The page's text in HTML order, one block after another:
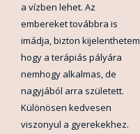
a vízben lehet. Az
embereket továbbra is
imádja, bizton kijelenthetem
hogy a terápiás pályára
nemhogy alkalmas, de
nagyjából arra született.
Különösen kedvesen
viszonyul a gyerekekhez.